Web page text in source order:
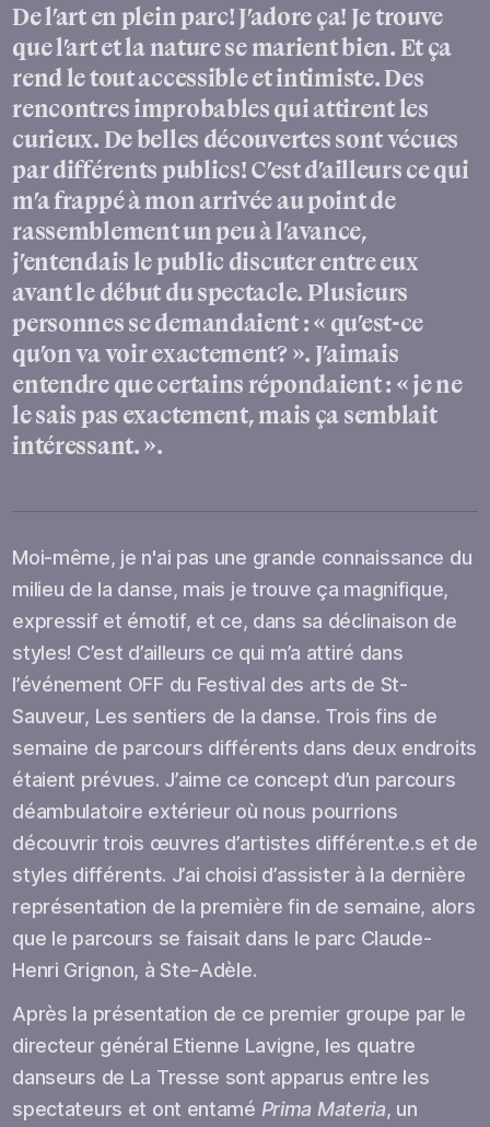
De l’art en plein parc! J’adore ça! Je trouve
que l’art et la nature se marient bien. Et ça
rend le tout accessible et intimiste. Des
rencontres improbables qui attirent les
curieux. De belles découvertes sont vécues
par différents publics! C’est d’ailleurs ce qui
m’a frappé à mon arrivée au point de
rassemblement un peu à l’avance,
j’entendais le public discuter entre eux
avant le début du spectacle. Plusieurs
personnes se demandaient : « qu’est-ce
qu’on va voir exactement? ». J’aimais
entendre que certains répondaient : « je ne
le sais pas exactement, mais ça semblait
intéressant. ».
Moi-même, je n'ai pas une grande connaissance du
milieu de la danse, mais je trouve ça magnifique,
expressif et émotif, et ce, dans sa déclinaison de
styles! C’est d’ailleurs ce qui m’a attiré dans
l’événement OFF du Festival des arts de St-
Sauveur, Les sentiers de la danse. Trois fins de
semaine de parcours différents dans deux endroits
étaient prévues. J’aime ce concept d’un parcours
déambulatoire extérieur où nous pourrions
découvrir trois œuvres d’artistes différent.e.s et de
styles différents. J’ai choisi d’assister à la dernière
représentation de la première fin de semaine, alors
que le parcours se faisait dans le parc Claude-
Henri Grignon, à Ste-Adèle.
Après la présentation de ce premier groupe par le
directeur général Etienne Lavigne, les quatre
danseurs de La Tresse sont apparus entre les
spectateurs et ont entamé Prima Materia, un